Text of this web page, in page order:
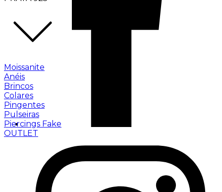
Moissanite
Anéis
Brincos
Colares
Pingentes
Pulseiras
Piercings Fake
OUTLET